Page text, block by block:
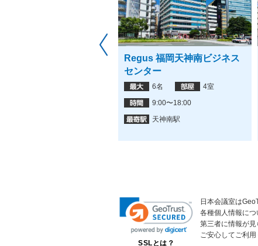
館福間校レンタルスペー
Regus 福岡天神南ビジネス
センター
6名
4室
9:00〜18:00
天神南駅
SSLとは？
日本会議室は
各種個人情報につ
第三者に情報が見
ご安心してご利用